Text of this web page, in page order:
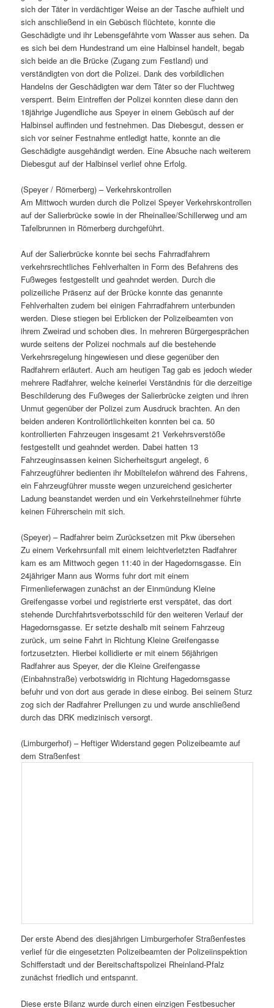
sich der Täter in verdächtiger Weise an der Tasche aufhielt und
sich anschließend in ein Gebüsch flüchtete, konnte die
Geschädigte und ihr Lebensgefährte vom Wasser aus sehen. Da
es sich bei dem Hundestrand um eine Halbinsel handelt, begab
sich beide an die Brücke (Zugang zum Festland) und
verständigten von dort die Polizei. Dank des vorbildlichen
Handelns der Geschädigten war dem Täter so der Fluchtweg
versperrt. Beim Eintreffen der Polizei konnten diese dann den
18jährige Jugendliche aus Speyer in einem Gebüsch auf der
Halbinsel auffinden und festnehmen. Das Diebesgut, dessen er
sich vor seiner Festnahme entledigt hatte, konnte an die
Geschädigte ausgehändigt werden. Eine Absuche nach weiterem
Diebesgut auf der Halbinsel verlief ohne Erfolg.
(Speyer / Römerberg) – Verkehrskontrollen
Am Mittwoch wurden durch die Polizei Speyer Verkehrskontrollen
auf der Salierbrücke sowie in der Rheinallee/Schillerweg und am
Tafelbrunnen in Römerberg durchgeführt.
Auf der Salierbrücke konnte bei sechs Fahrradfahrern
verkehrsrechtliches Fehlverhalten in Form des Befahrens des
Fußweges festgestellt und geahndet werden. Durch die
polizeiliche Präsenz auf der Brücke konnte das genannte
Fehlverhalten zudem bei einigen Fahrradfahrern unterbunden
werden. Diese stiegen bei Erblicken der Polizeibeamten von
ihrem Zweirad und schoben dies. In mehreren Bürgergesprächen
wurde seitens der Polizei nochmals auf die bestehende
Verkehrsregelung hingewiesen und diese gegenüber den
Radfahrern erläutert. Auch am heutigen Tag gab es jedoch wieder
mehrere Radfahrer, welche keinerlei Verständnis für die derzeitige
Beschilderung des Fußweges der Salierbrücke zeigten und ihren
Unmut gegenüber der Polizei zum Ausdruck brachten. An den
beiden anderen Kontrollörtlichkeiten konnten bei ca. 50
kontrollierten Fahrzeugen insgesamt 21 Verkehrsverstöße
festgestellt und geahndet werden. Dabei hatten 13
Fahrzeuginsassen keinen Sicherheitsgurt angelegt, 6
Fahrzeugführer bedienten ihr Mobiltelefon während des Fahrens,
ein Fahrzeugführer musste wegen unzureichend gesicherter
Ladung beanstandet werden und ein Verkehrsteilnehmer führte
keinen Führerschein mit sich.
(Speyer) – Radfahrer beim Zurücksetzen mit Pkw übersehen
Zu einem Verkehrsunfall mit einem leichtverletzten Radfahrer
kam es am Mittwoch gegen 11:40 in der Hagedornsgasse. Ein
24jähriger Mann aus Worms fuhr dort mit einem
Firmenlieferwagen zunächst an der Einmündung Kleine
Greifengasse vorbei und registrierte erst verspätet, das dort
stehende Durchfahrtsverbotsschild für den weiteren Verlauf der
Hagedornsgasse. Er setzte deshalb mit seinem Fahrzeug
zurück, um seine Fahrt in Richtung Kleine Greifengasse
fortzusetzten. Hierbei kollidierte er mit einem 56jährigen
Radfahrer aus Speyer, der die Kleine Greifengasse
(Einbahnstraße) verbotswidrig in Richtung Hagedornsgasse
befuhr und von dort aus gerade in diese einbog. Bei seinem Sturz
zog sich der Radfahrer Prellungen zu und wurde anschließend
durch das DRK medizinisch versorgt.
(Limburgerhof) – Heftiger Widerstand gegen Polizeibeamte auf
dem Straßenfest
Der erste Abend des diesjährigen Limburgerhofer Straßenfestes
verlief für die eingesetzten Polizeibeamten der Polizeiinspektion
Schifferstadt und der Bereitschaftspolizei Rheinland-Pfalz
zunächst friedlich und entspannt.
Diese erste Bilanz wurde durch einen einzigen Festbesucher